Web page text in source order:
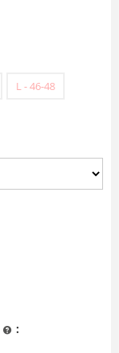
L - 46-48
: